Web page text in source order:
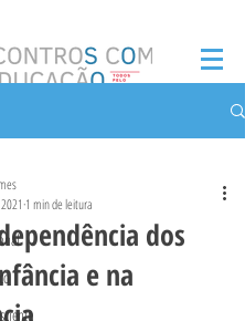
dos
e na
1 min de leitura